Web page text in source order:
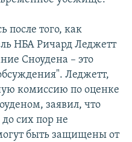
после того, как
НБА Ричард Леджетт
Сноудена – это
Леджетт,
комиссию по оценке
заявил, что
сих пор не
быть защищены от